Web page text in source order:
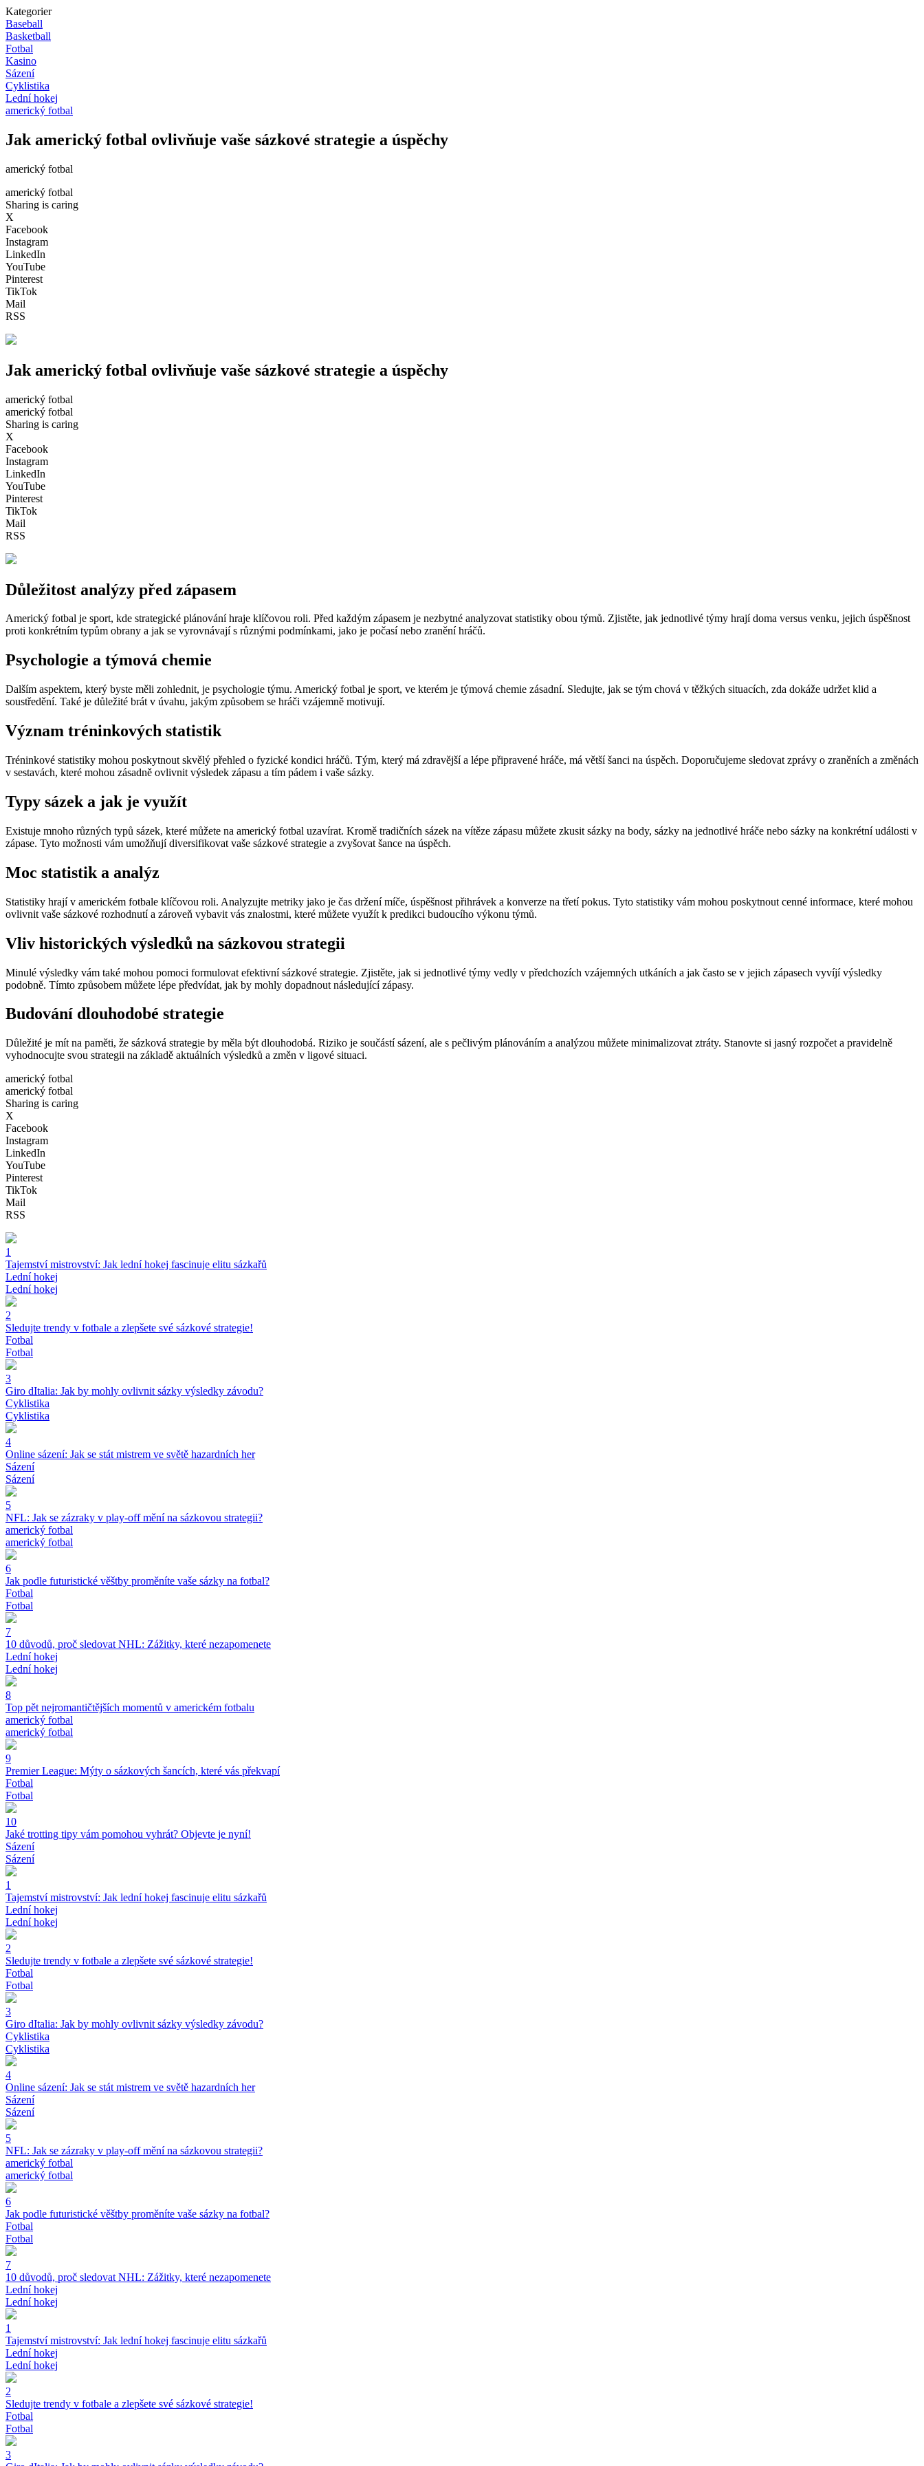
Kategorier
Baseball
Basketball
Fotbal
Kasino
Sázení
Cyklistika
Lední hokej
americký fotbal
Jak americký fotbal ovlivňuje vaše sázkové strategie a úspěchy
americký fotbal
americký fotbal
Sharing is caring
X
Facebook
Instagram
LinkedIn
YouTube
Pinterest
TikTok
Mail
RSS
Jak americký fotbal ovlivňuje vaše sázkové strategie a úspěchy
americký fotbal
americký fotbal
Sharing is caring
X
Facebook
Instagram
LinkedIn
YouTube
Pinterest
TikTok
Mail
RSS
Důležitost analýzy před zápasem
Americký fotbal je sport, kde strategické plánování hraje klíčovou roli. Před každým zápasem je nezbytné analyzovat statistiky obou týmů. Zjistěte, jak jednotlivé týmy hrají doma versus venku, jejich úspěšnost
proti konkrétním typům obrany a jak se vyrovnávají s různými podmínkami, jako je počasí nebo zranění hráčů.
Psychologie a týmová chemie
Dalším aspektem, který byste měli zohlednit, je psychologie týmu. Americký fotbal je sport, ve kterém je týmová chemie zásadní. Sledujte, jak se tým chová v těžkých situacích, zda dokáže udržet klid a
soustředění. Také je důležité brát v úvahu, jakým způsobem se hráči vzájemně motivují.
Význam tréninkových statistik
Tréninkové statistiky mohou poskytnout skvělý přehled o fyzické kondici hráčů. Tým, který má zdravější a lépe připravené hráče, má větší šanci na úspěch. Doporučujeme sledovat zprávy o zraněních a změnách
v sestavách, které mohou zásadně ovlivnit výsledek zápasu a tím pádem i vaše sázky.
Typy sázek a jak je využít
Existuje mnoho různých typů sázek, které můžete na americký fotbal uzavírat. Kromě tradičních sázek na vítěze zápasu můžete zkusit sázky na body, sázky na jednotlivé hráče nebo sázky na konkrétní události v
zápase. Tyto možnosti vám umožňují diversifikovat vaše sázkové strategie a zvyšovat šance na úspěch.
Moc statistik a analýz
Statistiky hrají v americkém fotbale klíčovou roli. Analyzujte metriky jako je čas držení míče, úspěšnost přihrávek a konverze na třetí pokus. Tyto statistiky vám mohou poskytnout cenné informace, které mohou
ovlivnit vaše sázkové rozhodnutí a zároveň vybavit vás znalostmi, které můžete využít k predikci budoucího výkonu týmů.
Vliv historických výsledků na sázkovou strategii
Minulé výsledky vám také mohou pomoci formulovat efektivní sázkové strategie. Zjistěte, jak si jednotlivé týmy vedly v předchozích vzájemných utkáních a jak často se v jejich zápasech vyvíjí výsledky
podobně. Tímto způsobem můžete lépe předvídat, jak by mohly dopadnout následující zápasy.
Budování dlouhodobé strategie
Důležité je mít na paměti, že sázková strategie by měla být dlouhodobá. Riziko je součástí sázení, ale s pečlivým plánováním a analýzou můžete minimalizovat ztráty. Stanovte si jasný rozpočet a pravidelně
vyhodnocujte svou strategii na základě aktuálních výsledků a změn v ligové situaci.
americký fotbal
americký fotbal
Sharing is caring
X
Facebook
Instagram
LinkedIn
YouTube
Pinterest
TikTok
Mail
RSS
1
Tajemství mistrovství: Jak lední hokej fascinuje elitu sázkařů
Lední hokej
Lední hokej
2
Sledujte trendy v fotbale a zlepšete své sázkové strategie!
Fotbal
Fotbal
3
Giro dItalia: Jak by mohly ovlivnit sázky výsledky závodu?
Cyklistika
Cyklistika
4
Online sázení: Jak se stát mistrem ve světě hazardních her
Sázení
Sázení
5
NFL: Jak se zázraky v play-off mění na sázkovou strategii?
americký fotbal
americký fotbal
6
Jak podle futuristické věštby proměníte vaše sázky na fotbal?
Fotbal
Fotbal
7
10 důvodů, proč sledovat NHL: Zážitky, které nezapomenete
Lední hokej
Lední hokej
8
Top pět nejromantičtějších momentů v americkém fotbalu
americký fotbal
americký fotbal
9
Premier League: Mýty o sázkových šancích, které vás překvapí
Fotbal
Fotbal
10
Jaké trotting tipy vám pomohou vyhrát? Objevte je nyní!
Sázení
Sázení
1
Tajemství mistrovství: Jak lední hokej fascinuje elitu sázkařů
Lední hokej
Lední hokej
2
Sledujte trendy v fotbale a zlepšete své sázkové strategie!
Fotbal
Fotbal
3
Giro dItalia: Jak by mohly ovlivnit sázky výsledky závodu?
Cyklistika
Cyklistika
4
Online sázení: Jak se stát mistrem ve světě hazardních her
Sázení
Sázení
5
NFL: Jak se zázraky v play-off mění na sázkovou strategii?
americký fotbal
americký fotbal
6
Jak podle futuristické věštby proměníte vaše sázky na fotbal?
Fotbal
Fotbal
7
10 důvodů, proč sledovat NHL: Zážitky, které nezapomenete
Lední hokej
Lední hokej
1
Tajemství mistrovství: Jak lední hokej fascinuje elitu sázkařů
Lední hokej
Lední hokej
2
Sledujte trendy v fotbale a zlepšete své sázkové strategie!
Fotbal
Fotbal
3